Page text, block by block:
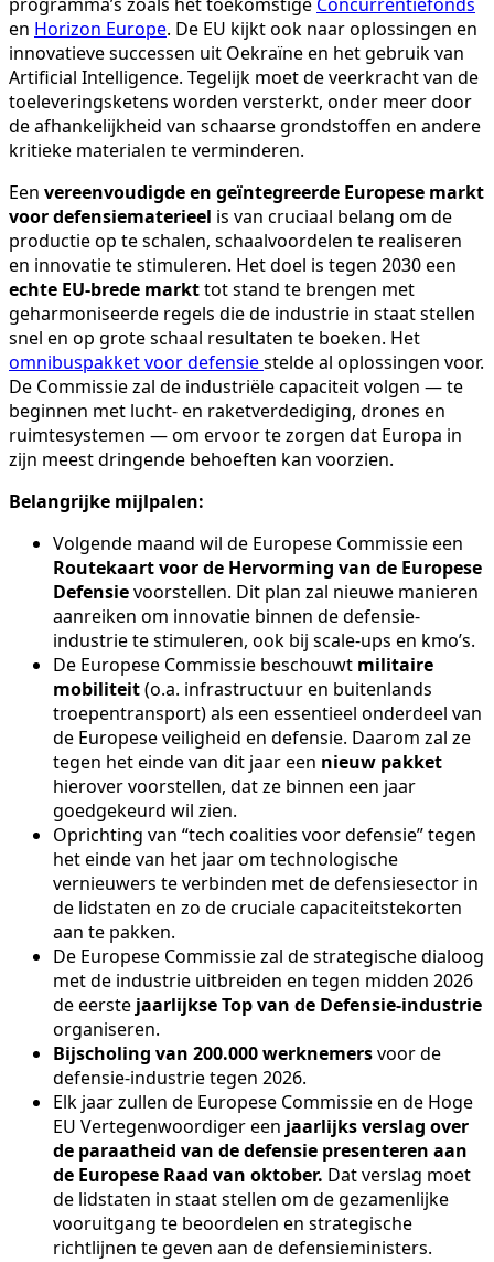
en Horizon Europe. De EU kijkt ook naar oplossingen en
innovatieve successen uit Oekraïne en het gebruik van
Artificial Intelligence. Tegelijk moet de veerkracht van de
toeleveringsketens worden versterkt, onder meer door
de afhankelijkheid van schaarse grondstoffen en andere
kritieke materialen te verminderen.
Een vereenvoudigde en geïntegreerde Europese markt
voor defensiematerieel is van cruciaal belang om de
productie op te schalen, schaalvoordelen te realiseren
en innovatie te stimuleren. Het doel is tegen 2030 een
echte EU-brede markttot stand te brengen met
geharmoniseerde regels die de industrie in staat stellen
snel en op grote schaal resultaten te boeken. Het
omnibuspakket voor defensiestelde al oplossingen voor.
De Commissie zal de industriële capaciteit volgen — te
beginnen met lucht- en raketverdediging, drones en
ruimtesystemen — om ervoor te zorgen dat Europa in
zijn meest dringende behoeften kan voorzien.
Belangrijke mijlpalen:
Volgende maand wil de Europese Commissie een
Routekaart voor de Hervorming van de Europese
Defensievoorstellen. Dit plan zal nieuwe manieren
aanreiken om innovatie binnen de defensie-
industrie te stimuleren, ook bij scale-ups en kmo’s.
De Europese Commissie beschouwt militaire
mobiliteit(o.a. infrastructuur en buitenlands
troepentransport) als een essentieel onderdeel van
de Europese veiligheid en defensie. Daarom zal ze
tegen het einde van dit jaar een nieuw pakket
hierover voorstellen, dat ze binnen een jaar
goedgekeurd wil zien.
Oprichting van “tech coalities voor defensie”tegen
het einde van het jaar om technologische
vernieuwers te verbinden met de defensiesector in
de lidstaten en zo de cruciale capaciteitstekorten
aan te pakken.
De Europese Commissie zal de strategische dialoog
met de industrie uitbreiden en tegen midden 2026
de eerste jaarlijkse Top van de Defensie-industrie
organiseren.
Bijscholing van 200.000 werknemersvoor de
defensie-industrie tegen 2026.
Elk jaar zullen de Europese Commissie en de Hoge
EU Vertegenwoordiger een jaarlijks verslag over
de paraatheid van de defensie presenteren aan
de Europese Raad van oktober. Dat verslag moet
de lidstaten in staat stellen om de gezamenlijke
vooruitgang te beoordelen en strategische
richtlijnen te geven aan de defensieministers.